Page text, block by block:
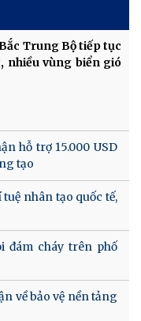
Trung Bộ tiếp tục
nhiều vùng biển gió
hỗ trợ 15.000 USD
tạo
nhân tạo quốc tế,
đám cháy trên phố
về bảo vệ nền tảng